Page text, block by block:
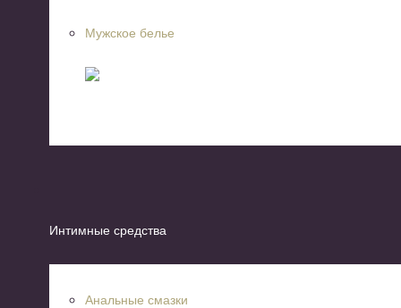
Мужское белье
Интимные средства
Анальные смазки